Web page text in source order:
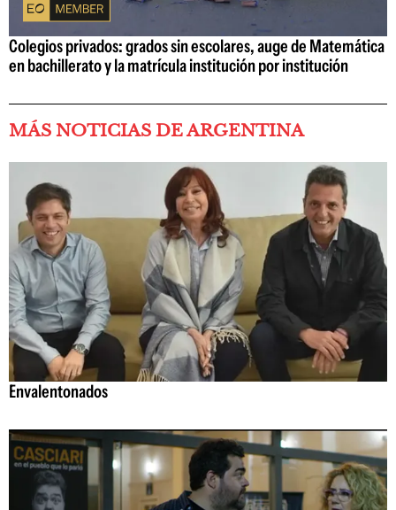
Colegios privados: grados sin escolares, auge de Matemática
en bachillerato y la matrícula institución por institución
MÁS NOTICIAS DE ARGENTINA
Envalentonados